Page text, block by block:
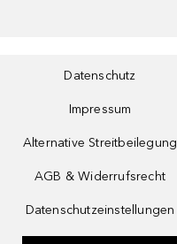
Datenschutz
Impressum
Alternative Streitbeilegung
AGB & Widerrufsrecht
Datenschutzeinstellungen